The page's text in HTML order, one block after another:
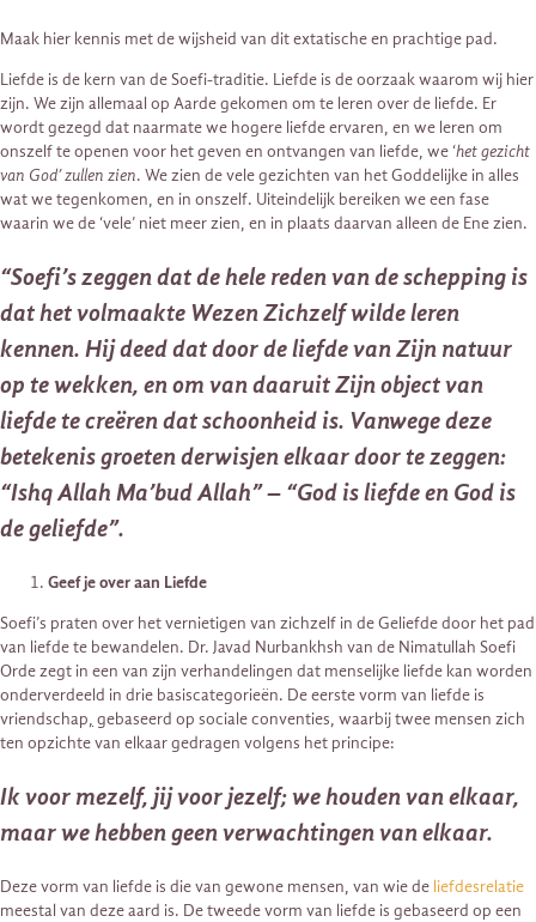
Maak hier kennis met de wijsheid van dit extatische en prachtige pad.
Liefde is de kern van de Soefi-traditie. Liefde is de oorzaak waarom wij hier
zijn. We zijn allemaal op Aarde gekomen om te leren over de liefde. Er
wordt gezegd dat naarmate we hogere liefde ervaren, en we leren om
onszelf te openen voor het geven en ontvangen van liefde, we ‘het gezicht
van God’ zullen zien. We zien de vele gezichten van het Goddelijke in alles
wat we tegenkomen, en in onszelf. Uiteindelijk bereiken we een fase
waarin we de ‘vele’ niet meer zien, en in plaats daarvan alleen de Ene zien.
“Soefi’s zeggen dat de hele reden van de schepping is
dat het volmaakte Wezen Zichzelf wilde leren
kennen. Hij deed dat door de liefde van Zijn natuur
op te wekken, en om van daaruit Zijn object van
liefde te creëren dat schoonheid is. Vanwege deze
betekenis groeten derwisjen elkaar door te zeggen:
“Ishq Allah Ma’bud Allah” – “God is liefde en God is
de geliefde”.
Geef je over aan Liefde
Soefi’s praten over het vernietigen van zichzelf in de Geliefde door het pad
van liefde te bewandelen. Dr. Javad Nurbankhsh van de Nimatullah Soefi
Orde zegt in een van zijn verhandelingen dat menselijke liefde kan worden
onderverdeeld in drie basiscategorieën. De eerste vorm van liefde is
vriendschap, gebaseerd op sociale conventies, waarbij twee mensen zich
ten opzichte van elkaar gedragen volgens het principe:
Ik voor mezelf, jij voor jezelf; we houden van elkaar,
maar we hebben geen verwachtingen van elkaar.
Deze vorm van liefde is die van gewone mensen, van wie de liefdesrelatie
meestal van deze aard is. De tweede vorm van liefde is gebaseerd op een